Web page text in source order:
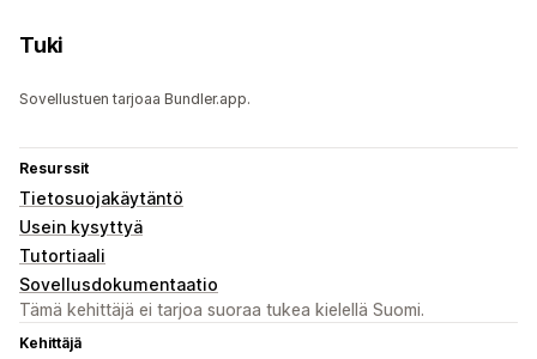
Tuki
Sovellustuen tarjoaa Bundler.app.
Resurssit
Tietosuojakäytäntö
Usein kysyttyä
Tutortiaali
Sovellusdokumentaatio
Tämä kehittäjä ei tarjoa suoraa tukea kielellä Suomi.
Kehittäjä